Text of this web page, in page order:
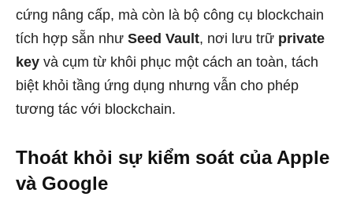
cứng nâng cấp, mà còn là bộ công cụ blockchain
tích hợp sẵn như Seed Vault, nơi lưu trữ private
key và cụm từ khôi phục một cách an toàn, tách
biệt khỏi tầng ứng dụng nhưng vẫn cho phép
tương tác với blockchain.
Thoát khỏi sự kiểm soát của Apple
và Google